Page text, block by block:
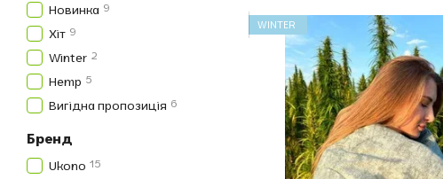
WINTER
Новинка 9
Хіт 9
Winter 2
Hemp 5
Вигідна пропозиція 6
Бренд
Ukono 15